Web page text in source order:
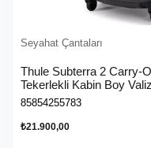
Seyahat Çantaları
Thule Subterra 2 Carry-
Tekerlekli Kabin Boy
Gray
85854255783
₺21.900,00